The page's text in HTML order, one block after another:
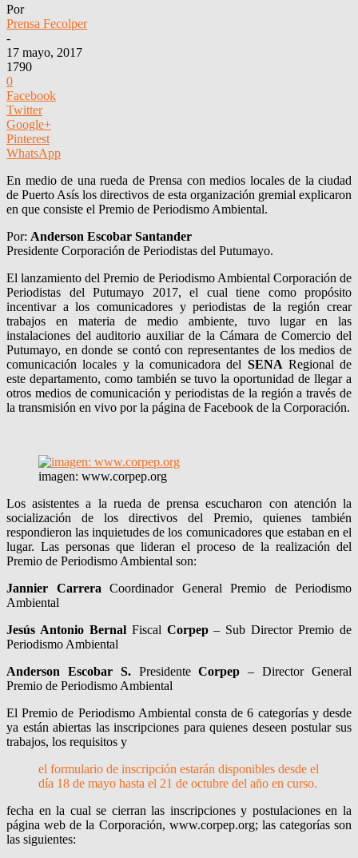
Por
Prensa Fecolper
-
17 mayo, 2017
1790
0
Facebook
Twitter
Google+
Pinterest
WhatsApp
En medio de una rueda de Prensa con medios locales de la ciudad
de Puerto Asís los directivos de esta organización gremial explicaron
en que consiste el Premio de Periodismo Ambiental.
Por: Anderson Escobar Santander
Presidente Corporación de Periodistas del Putumayo.
El lanzamiento del Premio de Periodismo Ambiental Corporación de
Periodistas del Putumayo 2017, el cual tiene como propósito
incentivar a los comunicadores y periodistas de la región crear
trabajos en materia de medio ambiente, tuvo lugar en las
instalaciones del auditorio auxiliar de la Cámara de Comercio del
Putumayo, en donde se contó con representantes de los medios de
comunicación locales y la comunicadora del SENA Regional de
este departamento, como también se tuvo la oportunidad de llegar a
otros medios de comunicación y periodistas de la región a través de
la transmisión en vivo por la página de Facebook de la Corporación.
imagen: www.corpep.org
Los asistentes a la rueda de prensa escucharon con atención la
socialización de los directivos del Premio, quienes también
respondieron las inquietudes de los comunicadores que estaban en el
lugar. Las personas que lideran el proceso de la realización del
Premio de Periodismo Ambiental son:
Jannier Carrera Coordinador General Premio de Periodismo
Ambiental
Jesús Antonio BernalFiscal Corpep– Sub Director Premio de
Periodismo Ambiental
Anderson Escobar S.PresidenteCorpep – Director General
Premio de Periodismo Ambiental
El Premio de Periodismo Ambiental consta de 6 categorías y desde
ya están abiertas las inscripciones para quienes deseen postular sus
trabajos, los requisitos y
el formulario de inscripción estarán disponibles desde el
día 18 de mayo hasta el 21 de octubre del año en curso.
fecha en la cual se cierran las inscripciones y postulaciones en la
página web de la Corporación, www.corpep.org; las categorías son
las siguientes: